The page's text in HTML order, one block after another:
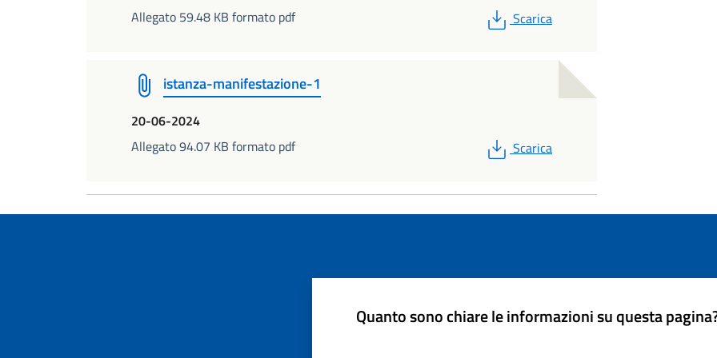
Allegato 59.48 KB formato pdf
PDF
Scarica
istanza-manifestazione-1
20-06-2024
Allegato 94.07 KB formato pdf
PDF
Scarica
Quanto sono chiare le informazioni su questa